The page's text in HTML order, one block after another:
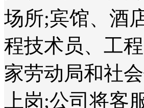
场所;宾馆、酒
程技术员、工
家劳动局和社
上岗;公司将客